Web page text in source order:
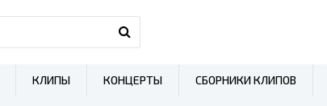
КЛИПЫ КОНЦЕРТЫ СБОРНИКИ КЛИПОВ